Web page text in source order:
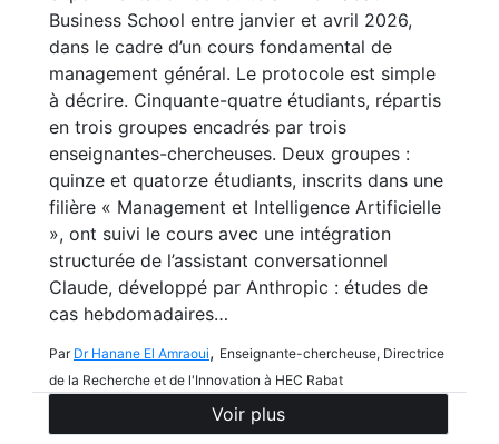
Business School entre janvier et avril 2026,
dans le cadre d’un cours fondamental de
management général. Le protocole est simple
à décrire. Cinquante-quatre étudiants, répartis
en trois groupes encadrés par trois
enseignantes-chercheuses. Deux groupes :
quinze et quatorze étudiants, inscrits dans une
filière « Management et Intelligence Artificielle
», ont suivi le cours avec une intégration
structurée de l’assistant conversationnel
Claude, développé par Anthropic : études de
cas hebdomadaires…
Par Dr Hanane El Amraoui, Enseignante-chercheuse, Directrice
de la Recherche et de l'Innovation à HEC Rabat
Voir plus